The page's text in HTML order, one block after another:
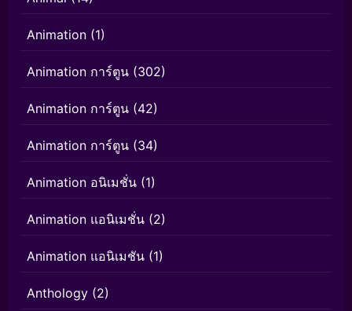
Animation (1)
Animation การ์ตูน (302)
Animation การ์ตูน (42)
Animation การ์ตูน (34)
Animation อนิเมชั่น (1)
Animation แอนิเมชั่น (2)
Animation แอนิเมชัน (1)
Anthology (2)